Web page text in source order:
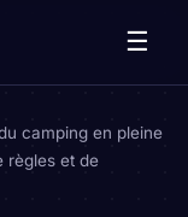
☰
camping en pleine
règles et de